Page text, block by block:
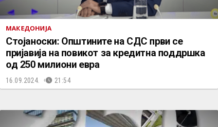
МАКЕДОНИЈА
Стојаноски: Општините на СДС први се
пријавија на повикот за кредитна поддршка
од 250 милиони евра
16.09.2024. 21:54